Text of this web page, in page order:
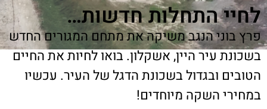
התחלות חדשות…
בוני הנגב משיקה את מתחם המגורים החדש
עיר היין, אשקלון. בואו לחיות את החיים
ובגדול בשכונת הדגל של העיר. עכשיו
השקה מיוחדים!